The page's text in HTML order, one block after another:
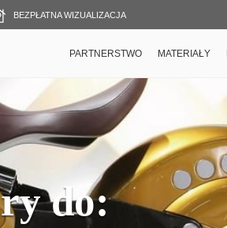
BEZPŁATNA WIZUALIZACJA
PARTNERSTWO MATERIAŁY
do: